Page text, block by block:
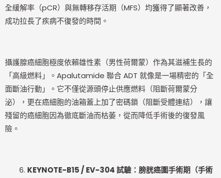
全緩解率（pCR）與無轉移存活期（MFS）均獲得了顯著改善，
成功拉長了疾病不復發的時間。
攝護腺癌細胞極度依賴雄性素（男性荷爾蒙）作為其滋補生長的
「高級燃料」。Apalutamide 聯合 ADT 就像是一場精密的「全
面斷油行動」。它不僅從源頭停止供應燃料（阻斷荷爾蒙分
泌），更在癌細胞的油箱蓋上加了密碼鎖（阻斷受體連結），讓
殘留的癌細胞因為徹底斷油而枯萎，從而降低手術後的復發風
險。
KEYNOTE-B15 / EV-304試驗：膀胱癌圍手術期（手術